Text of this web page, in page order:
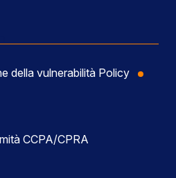
della vulnerabilità Policy
CCPA/CPRA